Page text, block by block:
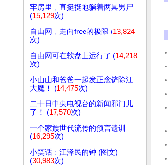
牢房里，直挺挺地躺着两具男尸
(15,129次)
自由网，走向free的极限 (13,824
次)
自由网可在软盘上运行了 (14,218
次)
小山山和爸爸一起发正念铲除江
大魔！ (14,475次)
二十日中央电视台的新闻邪门儿
了！ (17,570次)
一个家族世代流传的预言遗训
(16,295次)
小笑话：江泽民的钟 (图文)
(30,983次)